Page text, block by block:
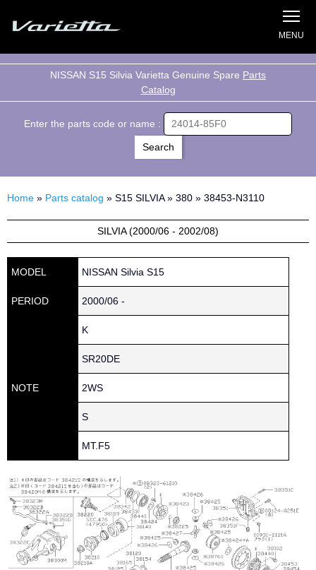
NISSAN S15 Silvia Varietta Genuine Spare Parts
Catalog
Enter the parts code or name :
Home » Parts catalog » S15 SILVIA » 380 » 38453-N3110
SILVIA (2000/06 - 2002/08)
MODEL NISSAN Silvia S15
PERIOD 2000/06 -
NOTE
K
SR20DE
2WS
S
MT.F5